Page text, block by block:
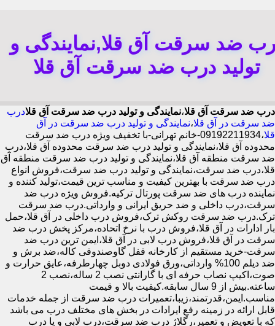
ضد سرقت آق قلا,نمایندگی و
تولید درب ضد سرقت آق قلا
درب ضد سرقت آق قلا،نمایندگی و تولید درب ضد سرقت آق قلادرب
ضد سرقت در آق قلا،نمایندگی و تولید درب ضد سرقت در آق
قلا
،09192211934-خانم تهرانی-با تخفیف ویژه درب ضد سرقت
محدوده آق قلا،نمایندگی و تولید درب ضد سرقت محدوده آق قلا،درب
ضد سرقت منطقه آق قلا،نمایندگی و تولید درب ضد سرقت منطقه آق
قلا،درب ضد سرقت،نمایندگی و تولید درب ضد سرقت،فروش انواع
درب ضد سرقت با بهترین کیفیت و مناسب ترین قیمت،تولید کننده و
نماینده درب های ضد سرقت پورتال ترکیه.فروش ویژه درب ضد
سرقت،درب داخلی و ضد حریق ایرانی و وارداتی.درب ضد سرقت
ترک.درب ضد سرقت روکش ترک،فروش درب داخلی در آق قلا،حمل
بار ادارات در آق قلا،فروش درب با نرخ اتحاده،مرکز پخش درب ضد
سرقت در آق قلا،فروش درب لابی در آق قلا،ایمن ترین درب ضد
سرقت-خرید مستقیم از کارخانه قفل گاوصندوقی کاله،ضد برش و
ضد دیلم 100% وارداتی،ورق فولادی دوبل چهارطرفه،عایق حرارت و
صوت،اکیپ نصاب حرفه ای با گارانتی نصب 2 ساله،نصب 2
ساعته.بیش از 9 سال سابقه.کیفیت بالا و قیمت
مناسب.ایمن،قدرتمند،زیبا،تعمیرات درب ضد سرقت از جمله خدمات
قابل ارائه در زمینه رفع ایرادات در بخش های مختلف درب می باشد
که با تعویض و تعمیر،رگلاژ درب ضد سرقت،درب لابی و یا درب